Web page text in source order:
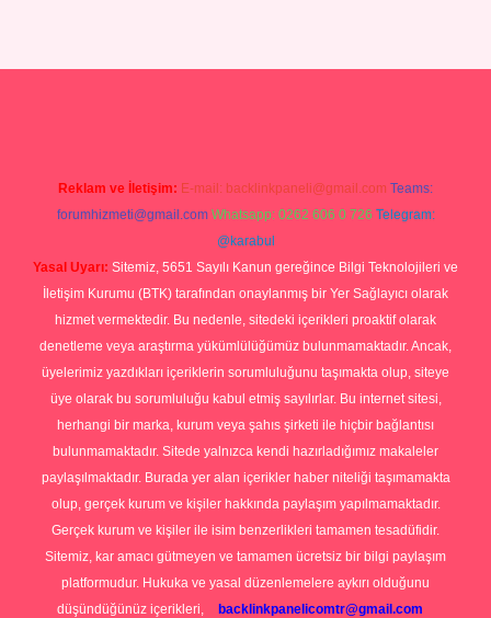
Reklam ve İletişim: E-mail: backlinkpaneli@gmail.com Teams:
forumhizmeti@gmail.com Whatsapp: 0262 606 0 726 Telegram:
@karabul
Yasal Uyarı: Sitemiz, 5651 Sayılı Kanun gereğince Bilgi Teknolojileri ve
İletişim Kurumu (BTK) tarafından onaylanmış bir Yer Sağlayıcı olarak
hizmet vermektedir. Bu nedenle, sitedeki içerikleri proaktif olarak
denetleme veya araştırma yükümlülüğümüz bulunmamaktadır. Ancak,
üyelerimiz yazdıkları içeriklerin sorumluluğunu taşımakta olup, siteye
üye olarak bu sorumluluğu kabul etmiş sayılırlar. Bu internet sitesi,
herhangi bir marka, kurum veya şahıs şirketi ile hiçbir bağlantısı
bulunmamaktadır. Sitede yalnızca kendi hazırladığımız makaleler
paylaşılmaktadır. Burada yer alan içerikler haber niteliği taşımamakta
olup, gerçek kurum ve kişiler hakkında paylaşım yapılmamaktadır.
Gerçek kurum ve kişiler ile isim benzerlikleri tamamen tesadüfidir.
Sitemiz, kar amacı gütmeyen ve tamamen ücretsiz bir bilgi paylaşım
platformudur. Hukuka ve yasal düzenlemelere aykırı olduğunu
düşündüğünüz içerikleri,
backlinkpanelicomtr@gmail.com